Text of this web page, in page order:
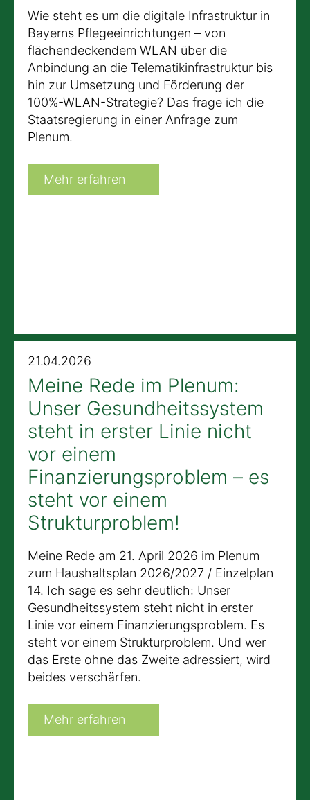
Wie steht es um die digitale Infrastruktur in
Bayerns Pflegeeinrichtungen – von
flächendeckendem WLAN über die
Anbindung an die Telematikinfrastruktur bis
hin zur Umsetzung und Förderung der
100%-WLAN-Strategie? Das frage ich die
Staatsregierung in einer Anfrage zum
Plenum.
Mehr erfahren
21.04.2026
Meine Rede im Plenum:
Unser Gesundheitssystem
steht in erster Linie nicht
vor einem
Finanzierungsproblem – es
steht vor einem
Strukturproblem!
Meine Rede am 21. April 2026 im Plenum
zum Haushaltsplan 2026/2027 / Einzelplan
14. Ich sage es sehr deutlich: Unser
Gesundheitssystem steht nicht in erster
Linie vor einem Finanzierungsproblem. Es
steht vor einem Strukturproblem. Und wer
das Erste ohne das Zweite adressiert, wird
beides verschärfen.
Mehr erfahren